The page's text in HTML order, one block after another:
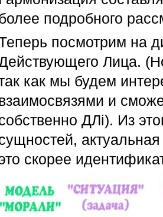
подробного
посмотрим на
Действующего Лица.
как мы будем
и
ДЛi). Из
скорее